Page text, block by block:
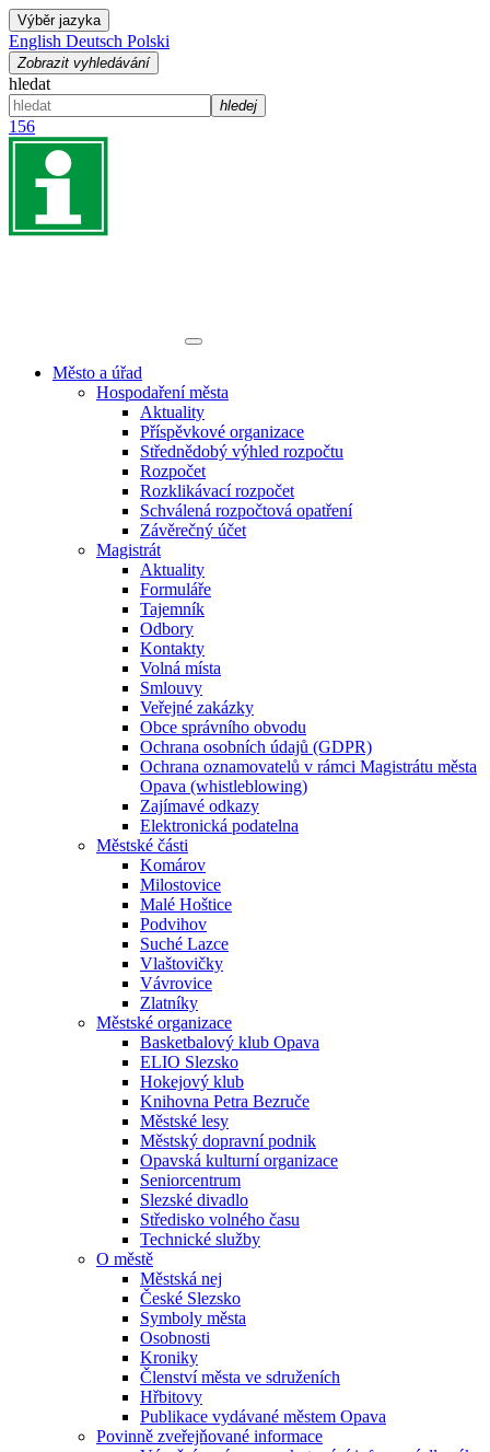
Výběr jazyka
English Deutsch Polski
Zobrazit vyhledávání
hledat
hledej
156
Město a úřad
Hospodaření města
Aktuality
Příspěvkové organizace
Střednědobý výhled rozpočtu
Rozpočet
Rozklikávací rozpočet
Schválená rozpočtová opatření
Závěrečný účet
Magistrát
Aktuality
Formuláře
Tajemník
Odbory
Kontakty
Volná místa
Smlouvy
Veřejné zakázky
Obce správního obvodu
Ochrana osobních údajů (GDPR)
Ochrana oznamovatelů v rámci Magistrátu města
Opava (whistleblowing)
Zajímavé odkazy
Elektronická podatelna
Městské části
Komárov
Milostovice
Malé Hoštice
Podvihov
Suché Lazce
Vlaštovičky
Vávrovice
Zlatníky
Městské organizace
Basketbalový klub Opava
ELIO Slezsko
Hokejový klub
Knihovna Petra Bezruče
Městské lesy
Městský dopravní podnik
Opavská kulturní organizace
Seniorcentrum
Slezské divadlo
Středisko volného času
Technické služby
O městě
Městská nej
České Slezsko
Symboly města
Osobnosti
Kroniky
Členství města ve sdruženích
Hřbitovy
Publikace vydávané městem Opava
Povinně zveřejňované informace